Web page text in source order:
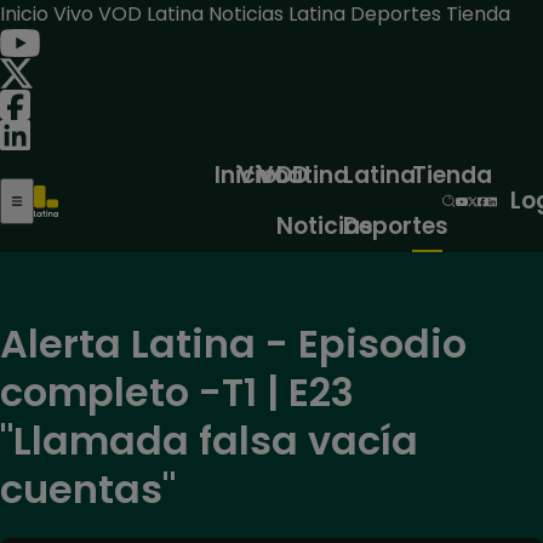
Inicio Vivo VOD Latina Noticias Latina Deportes Tienda
Inicio
Vivo
VOD
Latina
Noticias
Latina
Deportes
Tienda
Alerta Latina - Episodio
completo -T1 | E23
"Llamada falsa vacía
cuentas"